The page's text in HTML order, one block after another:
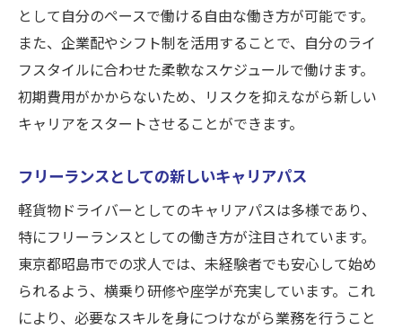
として自分のペースで働ける自由な働き方が可能です。
また、企業配やシフト制を活用することで、自分のライ
フスタイルに合わせた柔軟なスケジュールで働けます。
初期費用がかからないため、リスクを抑えながら新しい
キャリアをスタートさせることができます。
フリーランスとしての新しいキャリアパス
軽貨物ドライバーとしてのキャリアパスは多様であり、
特にフリーランスとしての働き方が注目されています。
東京都昭島市での求人では、未経験者でも安心して始め
られるよう、横乗り研修や座学が充実しています。これ
により、必要なスキルを身につけながら業務を行うこと